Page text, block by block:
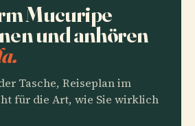
Mucuripe
und anhören
Tasche, Reiseplan im
für die Art, wie Sie wirklich